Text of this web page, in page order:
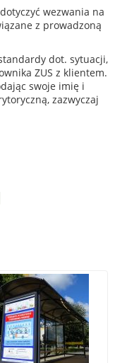
wezwania na
z prowadzoną
dot. sytuacji,
ZUS z klientem.
swoje imię i
zazwyczaj